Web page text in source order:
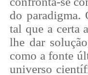
do paradigma.
tal que a certa
lhe dar
como a fonte
universo